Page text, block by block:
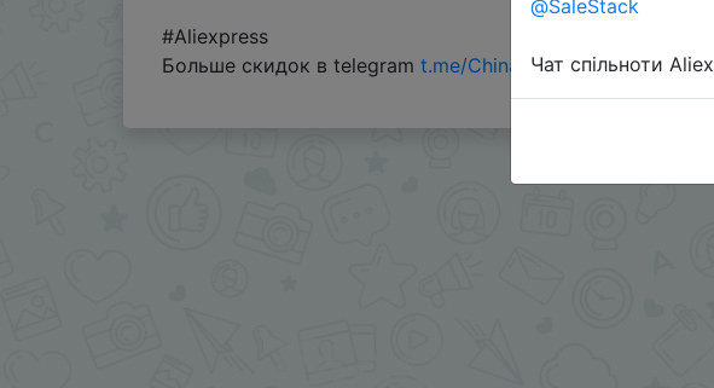
#Aliexpress
Больше скидок в telegram t.me/ChinaGoodBuy
@SaleStack
Чат спільноти